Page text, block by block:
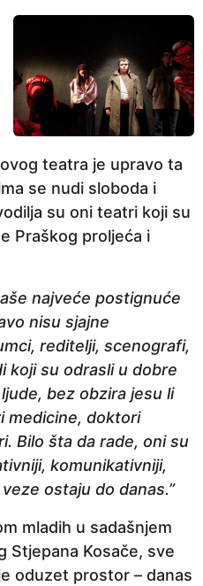
teatra je upravo ta
se nudi sloboda i
su oni teatri koji su
Praškog proljeća i
najveće postignuće
nisu sjajne
reditelji, scenografi,
koji su odrasli u dobre
bez obzira jesu li
medicine, doktori
Bilo šta da rade, oni su
komunikativniji,
ostaju do danas.”
mladih u sadašnjem
Stjepana Kosače, sve
oduzet prostor – danas